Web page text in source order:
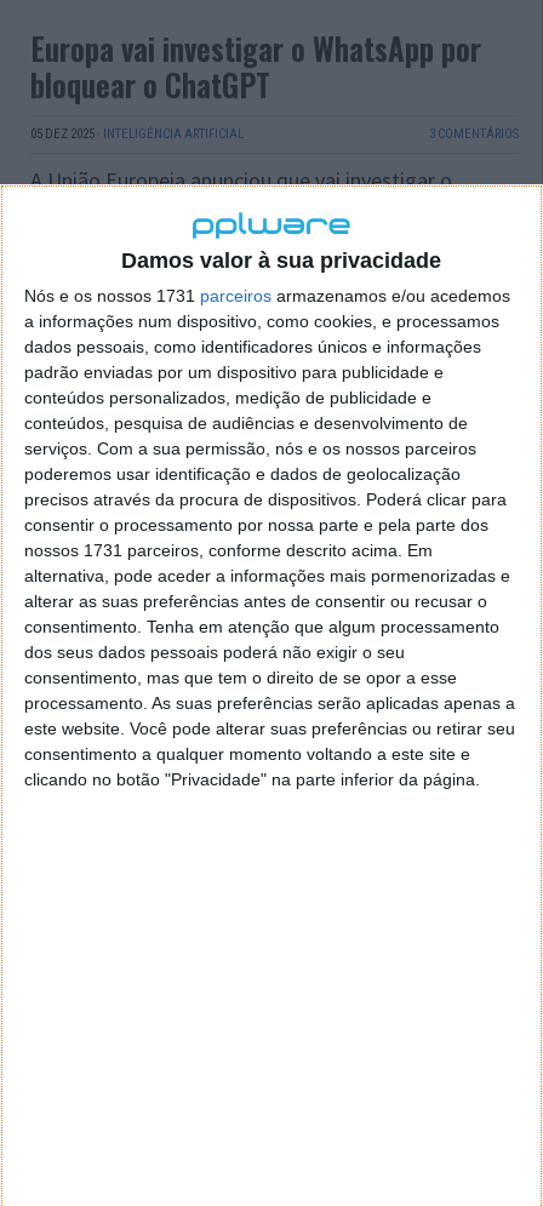
Damos valor à sua privacidade
Nós e os nossos 1731 parceiros armazenamos e/ou acedemos
a informações num dispositivo, como cookies, e processamos
dados pessoais, como identificadores únicos e informações
padrão enviadas por um dispositivo para publicidade e
conteúdos personalizados, medição de publicidade e
conteúdos, pesquisa de audiências e desenvolvimento de
serviços. Com a sua permissão, nós e os nossos parceiros
poderemos usar identificação e dados de geolocalização
precisos através da procura de dispositivos. Poderá clicar para
consentir o processamento por nossa parte e pela parte dos
nossos 1731 parceiros, conforme descrito acima. Em
alternativa, pode aceder a informações mais pormenorizadas e
alterar as suas preferências antes de consentir ou recusar o
consentimento. Tenha em atenção que algum processamento
dos seus dados pessoais poderá não exigir o seu
consentimento, mas que tem o direito de se opor a esse
processamento. As suas preferências serão aplicadas apenas a
este website. Você pode alterar suas preferências ou retirar seu
consentimento a qualquer momento voltando a este site e
clicando no botão "Privacidade" na parte inferior da página.
Europa vai investigar o WhatsApp por
bloquear o ChatGPT
05 DEZ 2025 · INTELIGÊNCIA ARTIFICIAL 3 COMENTÁRIOS
A União Europeia anunciou que vai investigar o
WhatsApp por bloquear o ChatGPT. Apenas alguns
dias após ter confirmado que iria banir os chatbots
de IA na sua plataforma, a Comissão Europeia
revelou que irá investigar a empresa por possíveis
práticas monopolistas. A UE acredita que esta
medida pode violar as regras da concorrência.
DeepSeek desafia a concorrência! Parte